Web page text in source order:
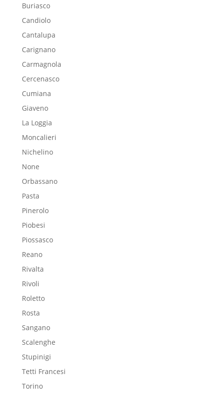
Buriasco
Candiolo
Cantalupa
Carignano
Carmagnola
Cercenasco
Cumiana
Giaveno
La Loggia
Moncalieri
Nichelino
None
Orbassano
Pasta
Pinerolo
Piobesi
Piossasco
Reano
Rivalta
Rivoli
Roletto
Rosta
Sangano
Scalenghe
Stupinigi
Tetti Francesi
Torino